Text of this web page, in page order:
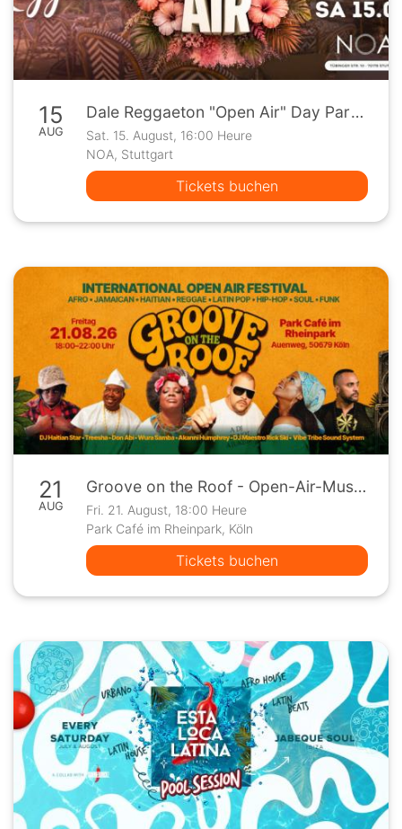
15
AUG
Dale Reggaeton "Open Air" Day Party x Noa Stuttgart / Sa 15.08.26
Sat. 15. August, 16:00 Heure
NOA, Stuttgart
Tickets buchen
21
AUG
Groove on the Roof - Open-Air-Musikfestival, Köln
Fri. 21. August, 18:00 Heure
Park Café im Rheinpark, Köln
Tickets buchen